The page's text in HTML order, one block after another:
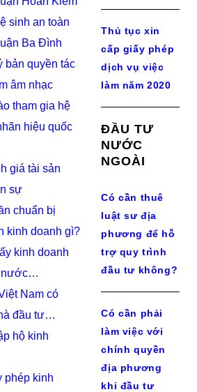
sinh an toàn
Ba Đình
bản quyền tác
âm nhạc
tham gia hệ
hiệu quốc
giá tài sản
sự
chuẩn bị
kinh doanh gì?
kinh doanh
nước…
Nam có
đầu tư…
hộ kinh
phép kinh
Thủ tục xin
cấp giấy phép
dịch vụ việc
làm năm 2020
ĐẦU TƯ
NƯỚC
NGOÀI
Có cần thuê
luật sư địa
phương để hỗ
trợ quy trình
đầu tư không?
Có cần phải
làm việc với
chính quyền
địa phương
khi đầu tư